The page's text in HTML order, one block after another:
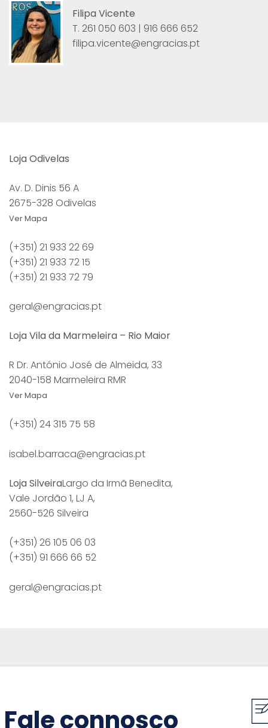
Filipa Vicente
T. 261 050 603 | 916 666 652
filipa.vicente@engracias.pt
Loja Odivelas
Av. D. Dinis 56 A
2675-328 Odivelas
Ver Mapa
(+351) 21 933 22 69
(+351) 21 933 72 15
(+351) 21 933 72 79
geral@engracias.pt
Loja Vila da Marmeleira – Rio Maior
R Dr. António José de Almeida, 33
2040-158 Marmeleira RMR
Ver Mapa
(+351) 24 315 75 58
isabel.barraca@engracias.pt
Loja SilveiraLargo da Irmã Benedita,
Vale Jordão 1, LJ A,
2560-526 Silveira
(+351) 26 105 06 03
(+351) 91 666 66 52
geral@engracias.pt
Fale connosco